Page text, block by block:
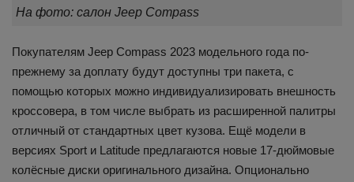
На фото: салон Jeep Compass
Покупателям Jeep Compass 2023 модельного года по-
прежнему за доплату будут доступны три пакета, с
помощью которых можно индивидуализировать внешность
кроссовера, в том числе выбрать из расширенной палитры
отличный от стандартных цвет кузова. Ещё модели в
версиях Sport и Latitude предлагаются новые 17-дюймовые
колёсные диски оригинального дизайна. Опционально